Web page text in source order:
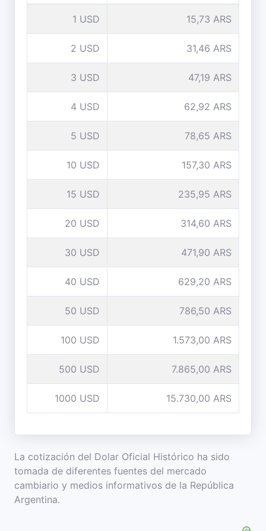
1 USD 15,73 ARS
2 USD 31,46 ARS
3 USD 47,19 ARS
4 USD 62,92 ARS
5 USD 78,65 ARS
10 USD 157,30 ARS
15 USD 235,95 ARS
20 USD 314,60 ARS
30 USD 471,90 ARS
40 USD 629,20 ARS
50 USD 786,50 ARS
100 USD 1.573,00 ARS
500 USD 7.865,00 ARS
1000 USD 15.730,00 ARS
La cotización del Dolar Oficial Histórico ha sido
tomada de diferentes fuentes del mercado
cambiario y medios informativos de la República
Argentina.